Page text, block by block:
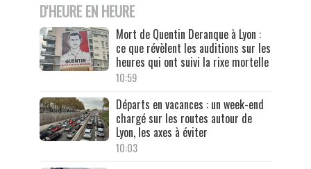
D'HEURE EN HEURE
Mort de Quentin Deranque à Lyon :
ce que révèlent les auditions sur les
heures qui ont suivi la rixe mortelle
10:59
Départs en vacances : un week-end
chargé sur les routes autour de
Lyon, les axes à éviter
10:03